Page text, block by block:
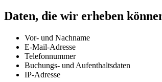
Daten, die wir erheben
Vor- und Nachname
E-Mail-Adresse
Telefonnummer
Buchungs- und Aufenthaltsdaten
IP-Adresse